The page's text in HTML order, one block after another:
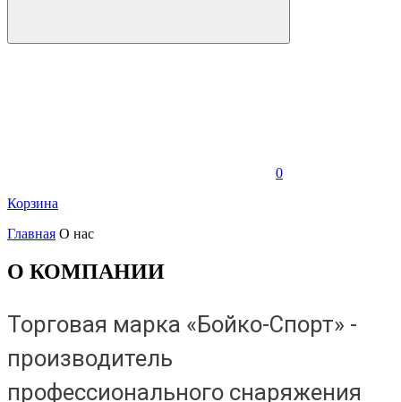
0
Корзина
Главная О нас
О КОМПАНИИ
Торговая марка «Бойко-Спорт» -
производитель
профессионального снаряжения